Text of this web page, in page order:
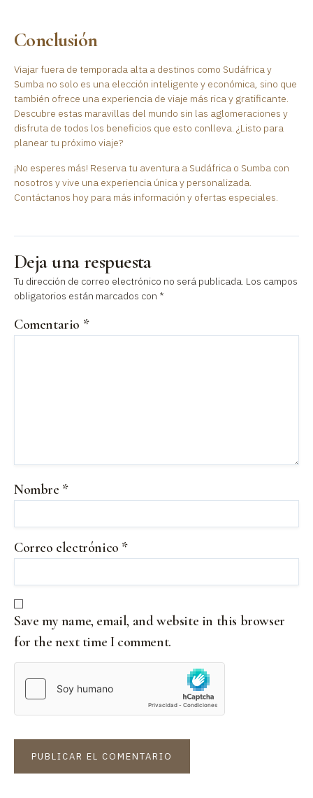
Conclusión
Viajar fuera de temporada alta a destinos como Sudáfrica y
Sumba no solo es una elección inteligente y económica, sino que
también ofrece una experiencia de viaje más rica y gratificante.
Descubre estas maravillas del mundo sin las aglomeraciones y
disfruta de todos los beneficios que esto conlleva. ¿Listo para
planear tu próximo viaje?
¡No esperes más! Reserva tu aventura a Sudáfrica o Sumba con
nosotros y vive una experiencia única y personalizada.
Contáctanos hoy para más información y ofertas especiales.
Deja una respuesta
Tu dirección de correo electrónico no será publicada. Los campos
obligatorios están marcados con *
Comentario *
Nombre *
Correo electrónico *
Save my name, email, and website in this browser
for the next time I comment.